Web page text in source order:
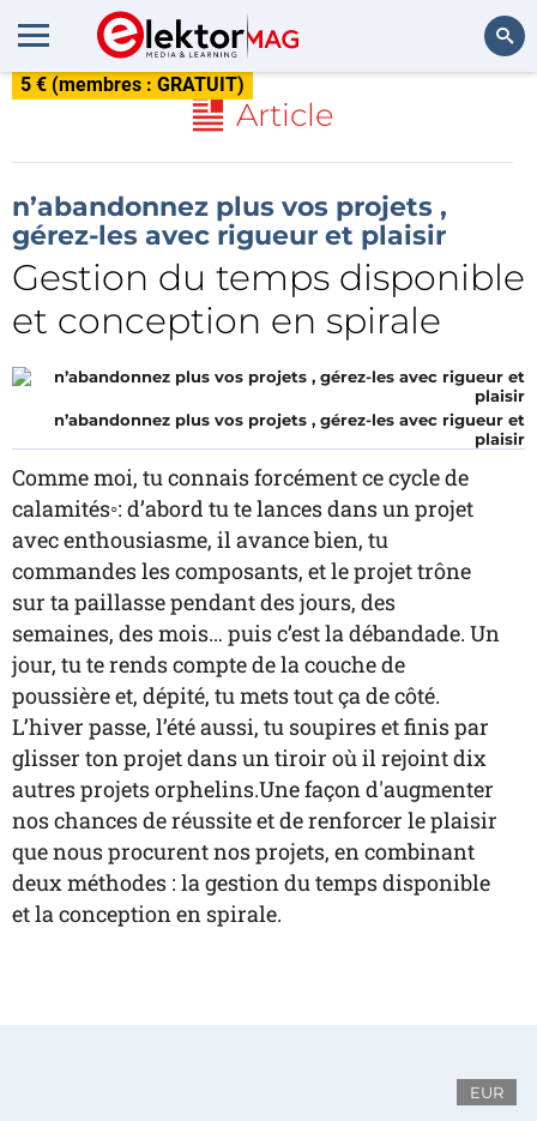
5 € (membres : GRATUIT)
Article
n’abandonnez plus vos projets ,
gérez-les avec rigueur et plaisir
Gestion du temps disponible
et conception en spirale
n’abandonnez plus vos projets , gérez-les avec rigueur et
plaisir
Comme moi, tu connais forcément ce cycle de
calamités◦: d’abord tu te lances dans un projet
avec enthousiasme, il avance bien, tu
commandes les composants, et le projet trône
sur ta paillasse pendant des jours, des
semaines, des mois… puis c’est la débandade. Un
jour, tu te rends compte de la couche de
poussière et, dépité, tu mets tout ça de côté.
L’hiver passe, l’été aussi, tu soupires et finis par
glisser ton projet dans un tiroir où il rejoint dix
autres projets orphelins. ​Une façon d'augmenter
nos chances de réussite et de renforcer le plaisir
que nous procurent nos projets, en combinant
deux méthodes : la gestion du temps disponible
et la conception en spirale.
EUR